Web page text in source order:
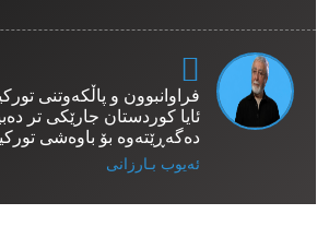
فراوانبوون و پاڵکەوتنی
ئایا کوردستان جارێکی تر
دەگەڕێتەوە بۆ باوەشی
ئەیوب بـارزانی